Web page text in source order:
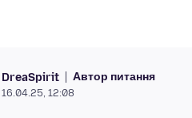
DreaSpirit Автор питання
16.04.25, 12:08